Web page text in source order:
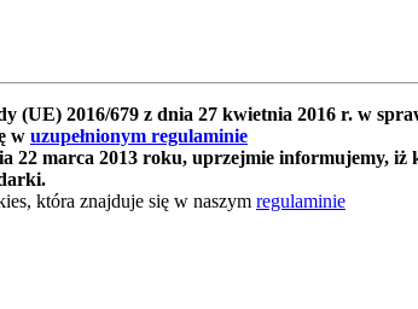
(UE) 2016/679 z dnia 27 kwietnia 2016 r. w
w uzupełnionym regulaminie
marca 2013 roku, uprzejmie informujemy,
która znajduje się w naszym regulaminie